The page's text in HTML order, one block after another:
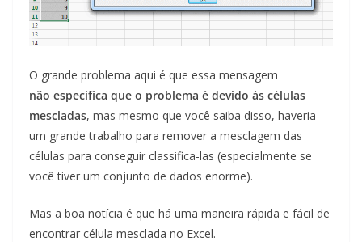
O grande problema aqui é que essa mensagem
não especifica que o problema é devido às células
mescladas, mas mesmo que você saiba disso, haveria
um grande trabalho para remover a mesclagem das
células para conseguir classifica-las (especialmente se
você tiver um conjunto de dados enorme).
Mas a boa notícia é que há uma maneira rápida e fácil de
encontrar célula mesclada no Excel.